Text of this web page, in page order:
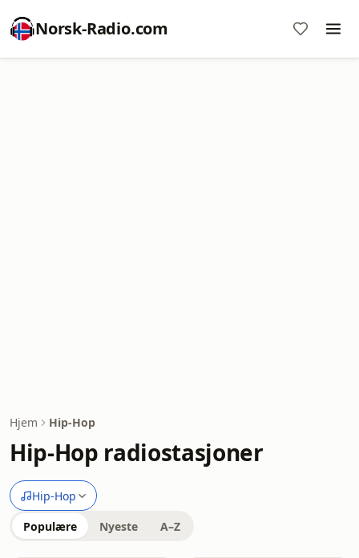
Norsk-Radio.com
Hjem Hip-Hop
Hip-Hop radiostasjoner
Hip-Hop
Populære Nyeste A–Z